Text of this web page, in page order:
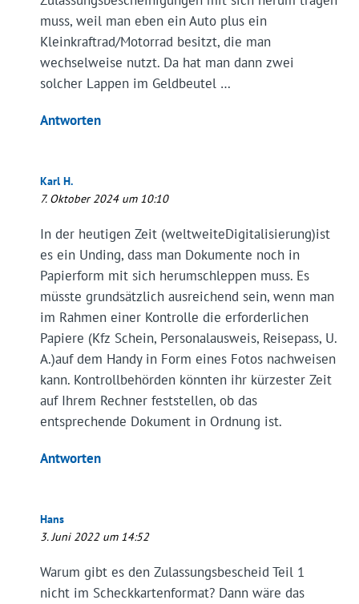
muss, weil man eben ein Auto plus ein
Kleinkraftrad/Motorrad besitzt, die man
wechselweise nutzt. Da hat man dann zwei
solcher Lappen im Geldbeutel …
Antworten
Karl H.
7. Oktober 2024 um 10:10
In der heutigen Zeit (weltweiteDigitalisierung)ist
es ein Unding, dass man Dokumente noch in
Papierform mit sich herumschleppen muss. Es
müsste grundsätzlich ausreichend sein, wenn man
im Rahmen einer Kontrolle die erforderlichen
Papiere (Kfz Schein, Personalausweis, Reisepass, U.
A.)auf dem Handy in Form eines Fotos nachweisen
kann. Kontrollbehörden könnten ihr kürzester Zeit
auf Ihrem Rechner feststellen, ob das
entsprechende Dokument in Ordnung ist.
Antworten
Hans
3. Juni 2022 um 14:52
Warum gibt es den Zulassungsbescheid Teil 1
nicht im Scheckkartenformat? Dann wäre das